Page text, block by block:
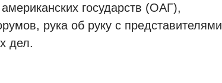
государств (ОАГ),
рука об руку с представителями
дел.